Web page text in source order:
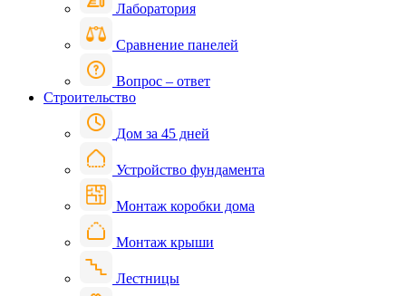
Лаборатория
Сравнение панелей
Вопрос – ответ
Строительство
Дом за 45 дней
Устройство фундамента
Монтаж коробки дома
Монтаж крыши
Лестницы